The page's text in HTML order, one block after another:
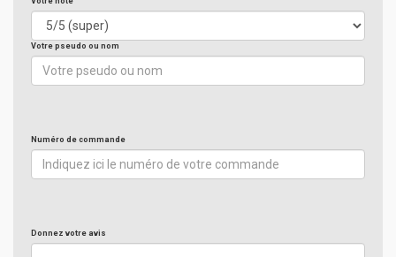
Votre pseudo ou nom
Numéro de commande
Donnez votre avis